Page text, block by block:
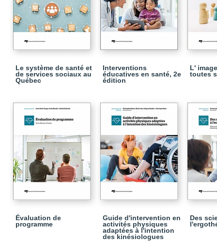
Le système de santé et
de services sociaux au
Québec
Interventions
éducatives en santé, 2e
édition
L'
toutes
Évaluation de
programme
Guide d'intervention en
activités physiques
adaptées à l'intention
des kinésiologues
Des